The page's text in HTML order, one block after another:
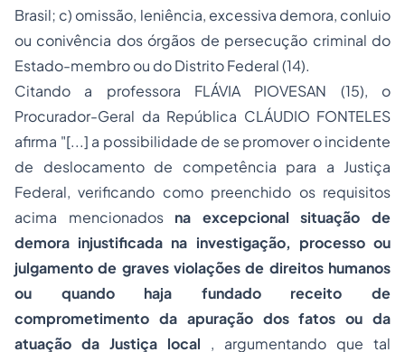
Brasil; c) omissão, leniência, excessiva demora, conluio
ou conivência dos órgãos de persecução criminal do
Estado-membro ou do Distrito Federal (14).
Citando a professora FLÁVIA PIOVESAN (15), o
Procurador-Geral da República CLÁUDIO FONTELES
afirma "[...] a possibilidade de se promover o incidente
de deslocamento de competência para a Justiça
Federal, verificando como preenchido os requisitos
acima mencionados na excepcional situação de
demora injustificada na investigação, processo ou
julgamento de graves violações de direitos humanos
ou quando haja fundado receito de
comprometimento da apuração dos fatos ou da
atuação da Justiça local
, argumentando que tal